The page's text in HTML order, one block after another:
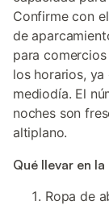
Confirme con
de
para
los horarios,
mediodía. El
noches son
altiplano.
Qué llevar en
Ropa de